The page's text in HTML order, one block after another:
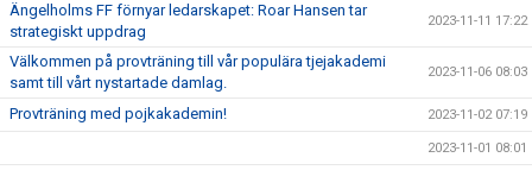
Ängelholms FF förnyar ledarskapet: Roar Hansen tar
strategiskt uppdrag
2023-11-11 17:22
Välkommen på provträning till vår populära tjejakademi
samt till vårt nystartade damlag.
2023-11-06 08:03
Provträning med pojkakademin! 2023-11-02 07:19
2023-11-01 08:01